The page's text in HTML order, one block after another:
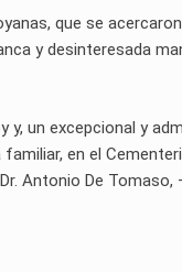
que se
y desinteresada
y, un excepcional y
en el
Antonio De